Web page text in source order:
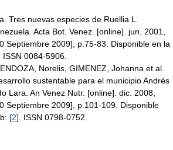
Tres nuevas especies de Ruellia L.
Acta Bot. Venez. [online]. jun. 2001,
Septiembre 2009], p.75-83. Disponible en la
. ISSN 0084-5906.
Norelis, GIMENEZ, Johanna et al.
sustentable para el municipio Andrés
Lara. An Venez Nutr. [online]. dic. 2008,
Septiembre 2009], p.101-109. Disponible
[2] . ISSN 0798-0752.